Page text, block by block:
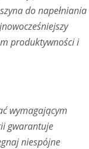
do napełniania
produktywności i
wymagającym
gwarantuje
niespójne